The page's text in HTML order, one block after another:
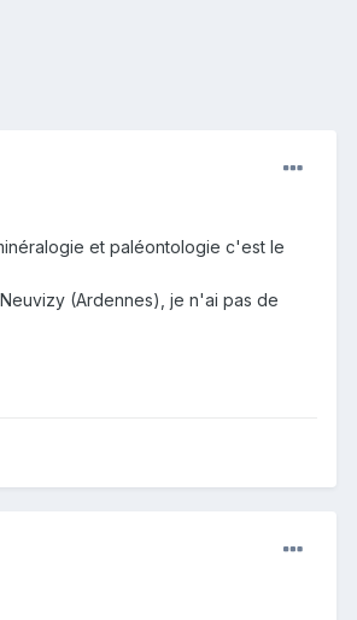
et paléontologie c'est le
(Ardennes), je n'ai pas de